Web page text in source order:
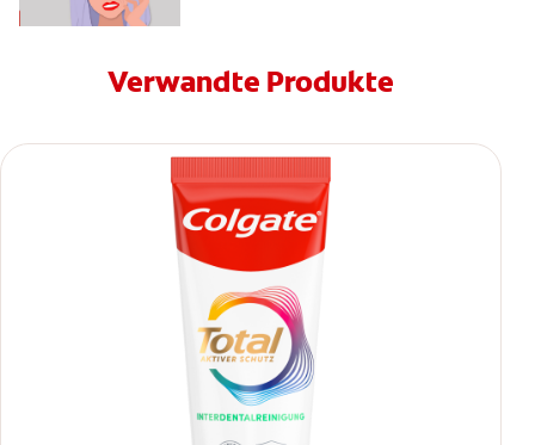
Verwandte Produkte